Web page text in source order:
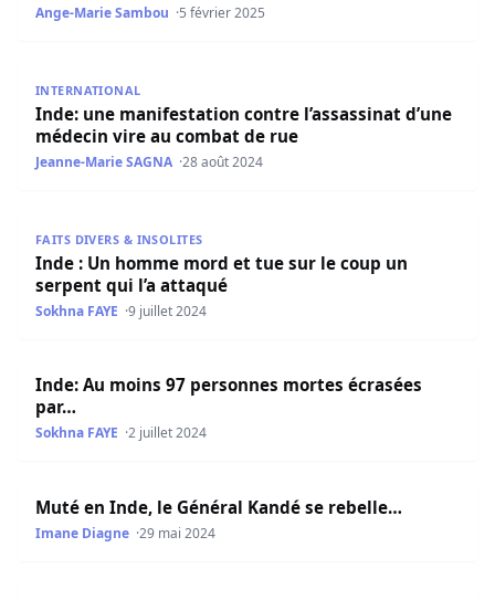
Ange-Marie Sambou 5 février 2025
INTERNATIONAL
Inde: une manifestation contre l’assassinat d’une
médecin vire au combat de rue
Jeanne-Marie SAGNA 28 août 2024
FAITS DIVERS & INSOLITES
Inde : Un homme mord et tue sur le coup un
serpent qui l’a attaqué
Sokhna FAYE 9 juillet 2024
Inde: Au moins 97 personnes mortes écrasées par…
Inde: Au moins 97 personnes mortes écrasées
par…
Sokhna FAYE 2 juillet 2024
Muté en Inde, le Général Kandé se rebelle…
Imane Diagne 29 mai 2024